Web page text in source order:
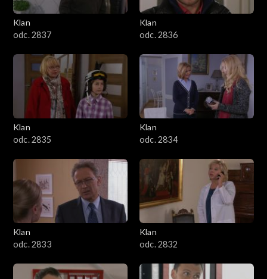
Klan
odc. 2837
Klan
odc. 2836
Klan
odc. 2835
Klan
odc. 2834
Klan
odc. 2833
Klan
odc. 2832